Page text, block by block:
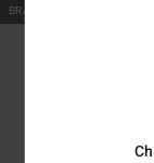
BRANDNEU